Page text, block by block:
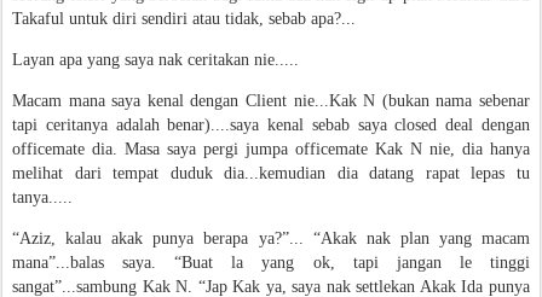
Takaful untuk diri sendiri atau tidak, sebab apa?...
Layan apa yang saya nak ceritakan nie.....
Macam mana saya kenal dengan Client nie...Kak N (bukan nama sebenar
tapi ceritanya adalah benar)....saya kenal sebab saya closed deal dengan
officemate dia. Masa saya pergi jumpa officemate Kak N nie, dia hanya
melihat dari tempat duduk dia...kemudian dia datang rapat lepas tu
tanya.....
“Aziz, kalau akak punya berapa ya?”... “Akak nak plan yang macam
mana”...balas saya. “Buat la yang ok, tapi jangan le tinggi
sangat”...sambung Kak N. “Jap Kak ya, saya nak settlekan Akak Ida punya